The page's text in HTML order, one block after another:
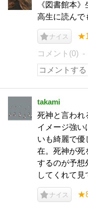
《図書館本
高生に読んで
ナイス
コメント(0)
takami
死神と言わ
イメージ強い
いも綺麗で優
在。死神が死
するのが予想
してくれて見
ナイス